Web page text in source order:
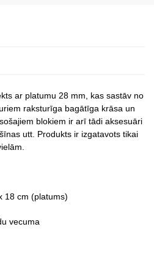
ar platumu 28 mm, kas sastāv no
raksturīga bagātīga krāsa un
blokiem ir arī tādi aksesuāri
utt. Produkts ir izgatavots tikai
18 cm (platums)
vecuma